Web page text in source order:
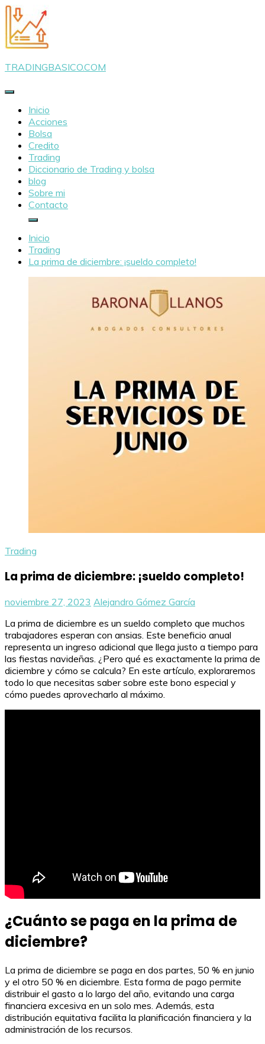
Saltar
al
contenido
TRADINGBASICO.COM
Inicio
Acciones
Bolsa
Credito
Trading
Diccionario de Trading y bolsa
blog
Sobre mi
Contacto
Inicio
Trading
La prima de diciembre: ¡sueldo completo!
Trading
La prima de diciembre: ¡sueldo completo!
noviembre 27, 2023 Alejandro Gómez García
La prima de diciembre es un sueldo completo que muchos
trabajadores esperan con ansias. Este beneficio anual
representa un ingreso adicional que llega justo a tiempo para
las fiestas navideñas. ¿Pero qué es exactamente la prima de
diciembre y cómo se calcula? En este artículo, exploraremos
todo lo que necesitas saber sobre este bono especial y
cómo puedes aprovecharlo al máximo.
¿Cuánto se paga en la prima de
diciembre?
La prima de diciembre se paga en dos partes, 50 % en junio
y el otro 50 % en diciembre. Esta forma de pago permite
distribuir el gasto a lo largo del año, evitando una carga
financiera excesiva en un solo mes. Además, esta
distribución equitativa facilita la planificación financiera y la
administración de los recursos.